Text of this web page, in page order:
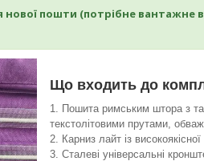
нової пошти (потрібне
Що входить до
Пошита римським штора з
текстолітовими прутами,
Карниз лайт із
Сталеві універсальні